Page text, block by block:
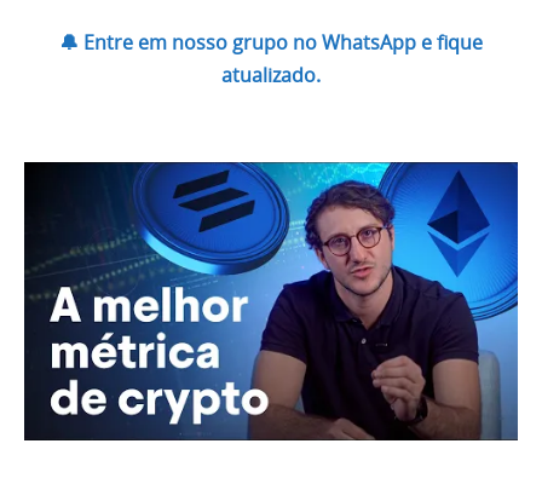
🔔 Entre em nosso grupo no WhatsApp e fique
atualizado.